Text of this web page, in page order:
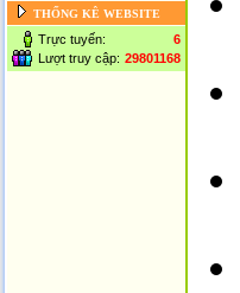
THỐNG KÊ WEBSITE
Trực tuyến:
6
Lượt truy cập: 29801168